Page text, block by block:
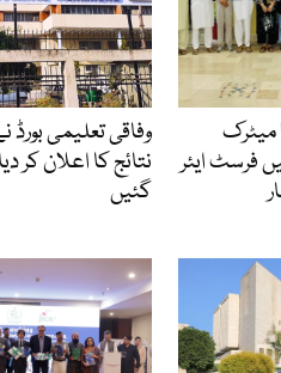
وفاقی تعلیمی
نتائج کا اعلان کر
گئیں
میٹرک
فرسٹ ایئر